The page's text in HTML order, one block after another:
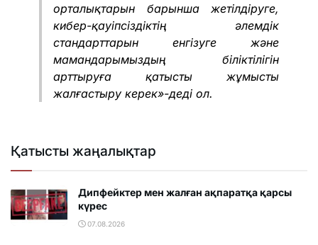
орталықтарын барынша жетілдіруге,
кибер-қауіпсіздіктің әлемдік
стандарттарын енгізуге және
мамандарымыздың біліктілігін
арттыруға қатысты жұмысты
жалғастыру керек»-деді ол.
Қатысты жаңалықтар
Дипфейктер мен жалған ақпаратқа қарсы
күрес
07.08.2026